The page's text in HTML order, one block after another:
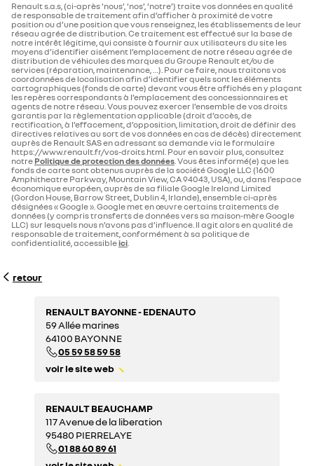
Renault s.a.s, (ci-après ‘nous’, ‘nos’, ‘notre’) traite vos données en qualité
de responsable de traitement afin d’afficher à proximité de votre
position ou d’une position que vous renseignez, les établissements de leur
réseau agrée de distribution. Ce traitement est effectué sur la base de
notre intérêt légitime, qui consiste à fournir aux utilisateurs du site les
moyens d’identifier aisément l’emplacement de notre réseau agrée de
distribution de véhicules des marques du Groupe Renault et/ou de
services (réparation, maintenance, …). Pour ce faire, nous traitons vos
coordonnées de localisation afin d’identifier quels sont les éléments
cartographiques (fonds de carte) devant vous être affichés en y plaçant
les repères correspondants à l’emplacement des concessionnaires et
agents de notre réseau. Vous pouvez exercer l’ensemble de vos droits
garantis par la règlementation applicable (droit d’accès, de
rectification, à l’effacement, d’opposition, limitation, droit de définir des
directives relatives au sort de vos données en cas de décès) directement
auprès de Renault SAS en adressant sa demande via le formulaire
https://www.renault.fr/vos-droits.html. Pour en savoir plus, consultez
notre Politique de protection des données. Vous êtes informé(e) que les
fonds de carte sont obtenus auprès de la société Google LLC (1600
Amphitheatre Parkway, Mountain View, CA 94043, USA), ou, dans l’espace
économique européen, auprès de sa filiale Google Ireland Limited
(Gordon House, Barrow Street, Dublin 4, Irlande), ensemble ci-après
désignées « Google ». Google met en œuvre certains traitements de
données (y compris transferts de données vers sa maison-mère Google
LLC) sur lesquels nous n’avons pas d’influence. Il agit alors en qualité de
responsable de traitement, conformément à sa politique de
confidentialité, accessibleici.
retour
RENAULT BAYONNE - EDENAUTO
59 Allée marines
64100 BAYONNE
05 59 58 59 58
voir le site web
RENAULT BEAUCHAMP
117 Avenue de la liberation
95480 PIERRELAYE
01 88 60 89 61